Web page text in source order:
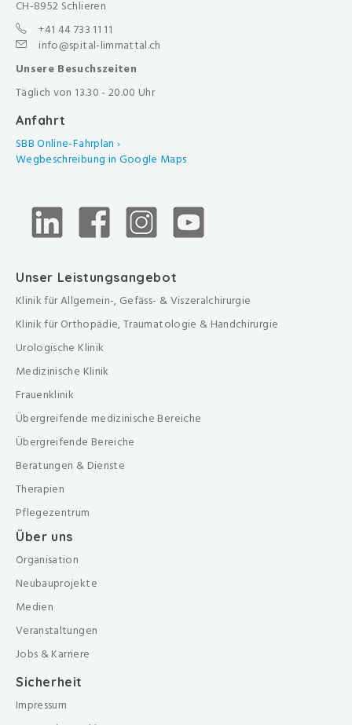
CH-8952 Schlieren
+41 44 733 11 11
info@spital-limmattal.ch
Unsere Besuchszeiten
Täglich von 13.30 - 20.00 Uhr
Anfahrt
SBB Online-Fahrplan ›
Wegbeschreibung in Google Maps
Unser Leistungsangebot
Klinik für Allgemein-, Gefäss- & Viszeralchirurgie
Klinik für Orthopädie, Traumatologie & Handchirurgie
Urologische Klinik
Medizinische Klinik
Frauenklinik
Übergreifende medizinische Bereiche
Übergreifende Bereiche
Beratungen & Dienste
Therapien
Pflegezentrum
Über uns
Organisation
Neubauprojekte
Medien
Veranstaltungen
Jobs & Karriere
Sicherheit
Impressum